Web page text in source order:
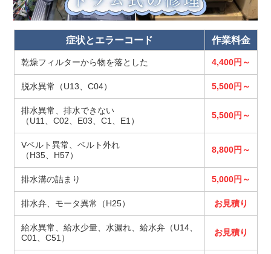
症状とエラーコード 作業料金
乾燥フィルターから物を落とした 4,400円～
脱水異常（U13、C04） 5,500円～
排水異常、排水できない
（U11、C02、E03、C1、E1）
5,500円～
Vベルト異常、ベルト外れ
（H35、H57）
8,800円～
排水溝の詰まり 5,000円～
排水弁、モータ異常（H25） お見積り
給水異常、給水少量、水漏れ、給水弁（U14、
C01、C51）
お見積り